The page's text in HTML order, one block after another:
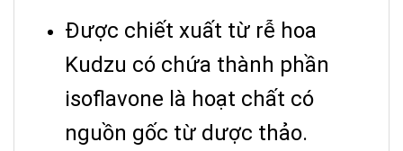
Được chiết xuất từ ​​rễ hoa
Kudzu có chứa thành phần
isoflavone là hoạt chất có
nguồn gốc từ dược thảo.